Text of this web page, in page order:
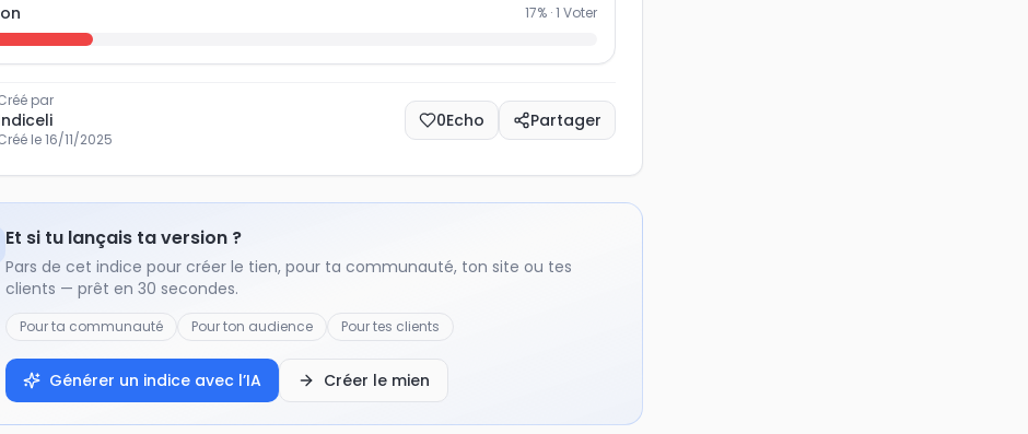
17% ·1 Voter
par
le16/11/2025
0Echo Partager
Et si tu lançais ta version ?
Pars de cet indice pour créer le tien, pour ta communauté, ton site ou tes
clients — prêt en 30 secondes.
Pour ta communauté Pour ton audience Pour tes clients
Générer un indice avec l’IA Créer le mien